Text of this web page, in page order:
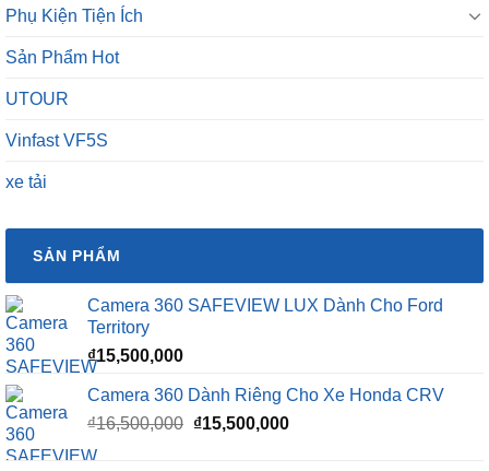
Phụ Kiện Tiện Ích
Sản Phẩm Hot
UTOUR
Vinfast VF5S
xe tải
SẢN PHẨM
Camera 360 SAFEVIEW LUX Dành Cho Ford
Territory
₫15,500,000
Camera 360 Dành Riêng Cho Xe Honda CRV
₫16,500,000 Giá
₫15,500,000Giá